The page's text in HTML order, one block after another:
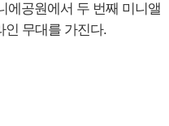
에공원에서 두 번째 미니앨
인 무대를 가진다.